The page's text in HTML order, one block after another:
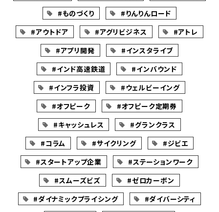
#ものづくり
#りんりんロード
#アウトドア
#アグリビジネス
#アトレ
#アプリ開発
#インスタライブ
#インド高速鉄道
#インバウンド
#インフラ投資
#ウェルビーイング
#オフピーク
#オフピーク定期券
#キャッシュレス
#グランクラス
#コラム
#サイクリング
#ジビエ
#スタートアップ企業
#ステーションワーク
#スムーズビズ
#ゼロカーボン
#ダイナミックプライシング
#ダイバーシティ